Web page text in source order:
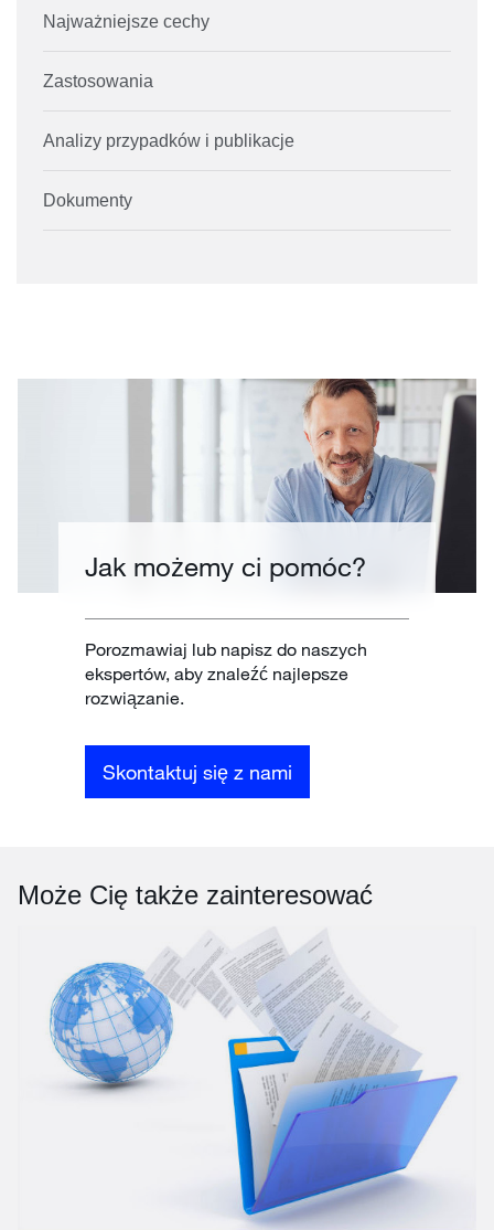
Najważniejsze cechy
Zastosowania
Analizy przypadków i publikacje
Dokumenty
Jak możemy ci pomóc?
Porozmawiaj lub napisz do naszych
ekspertów, aby znaleźć najlepsze
rozwiązanie.
Skontaktuj się z nami
Może Cię także zainteresować